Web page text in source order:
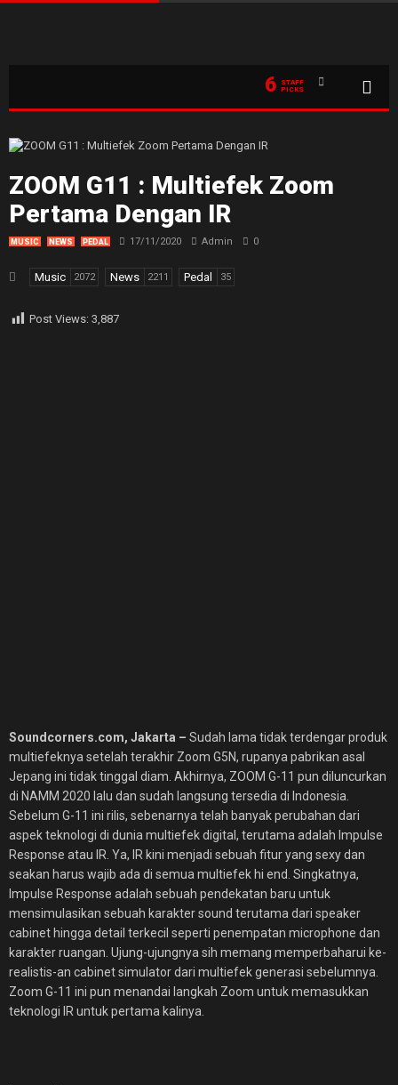
6
STAFF
PICKS
ZOOM G11 : Multiefek Zoom
Pertama Dengan IR
MUSIC NEWS PEDAL 17/11/2020 Admin 0
Music 2072 News 2211 Pedal 35
Post Views: 3,887
Soundcorners.com, Jakarta – Sudah lama tidak terdengar produk
multiefeknya setelah terakhir Zoom G5N, rupanya pabrikan asal
Jepang ini tidak tinggal diam. Akhirnya, ZOOM G-11 pun diluncurkan
di NAMM 2020 lalu dan sudah langsung tersedia di Indonesia.
Sebelum G-11 ini rilis, sebenarnya telah banyak perubahan dari
aspek teknologi di dunia multiefek digital, terutama adalah Impulse
Response atau IR. Ya, IR kini menjadi sebuah fitur yang sexy dan
seakan harus wajib ada di semua multiefek hi end. Singkatnya,
Impulse Response adalah sebuah pendekatan baru untuk
mensimulasikan sebuah karakter sound terutama dari speaker
cabinet hingga detail terkecil seperti penempatan microphone dan
karakter ruangan. Ujung-ujungnya sih memang memperbaharui ke-
realistis-an cabinet simulator dari multiefek generasi sebelumnya.
Zoom G-11 ini pun menandai langkah Zoom untuk memasukkan
teknologi IR untuk pertama kalinya.